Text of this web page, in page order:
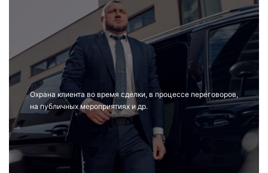
Охрана клиента во время сделки, в процессе переговоров,
на публичных мероприятиях и др.